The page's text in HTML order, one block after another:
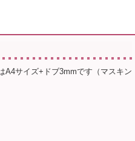
A4サイズ+ドブ3mmです（マスキン